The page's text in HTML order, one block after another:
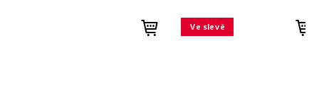
Ve slevě